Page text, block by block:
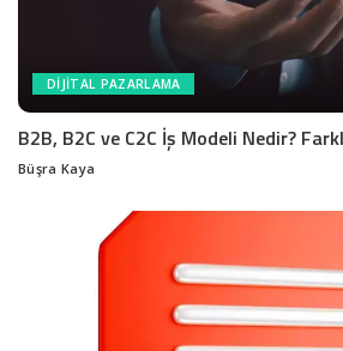
DIJITAL PAZARLAMA
B2B, B2C ve C2C İş Modeli Nedir?
Posted
Büşra Kaya